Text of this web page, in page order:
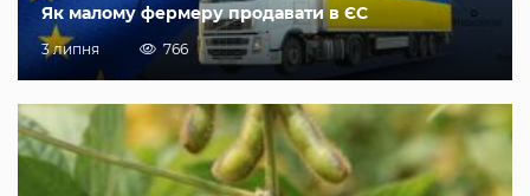
Як малому фермеру продавати в ЄС
3 липня 766